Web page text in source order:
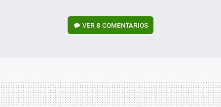
VER8 COMENTARIOS